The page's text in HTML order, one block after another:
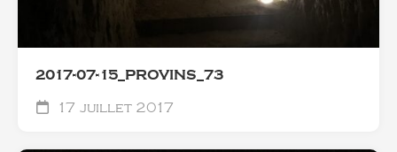
2017-07-15_PROVINS_73
17 juillet 2017